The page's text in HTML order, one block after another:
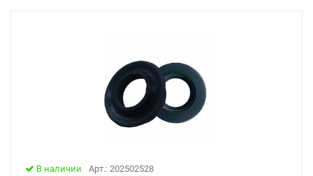
В наличии Арт.: 202502528